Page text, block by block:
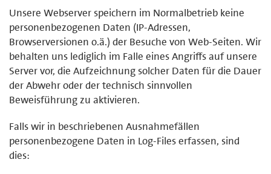
Unsere Webserver speichern im Normalbetrieb keine
personenbezogenen Daten (IP-Adressen,
Browserversionen o.ä.) der Besuche von Web-Seiten. Wir
behalten uns lediglich im Falle eines Angriffs auf unsere
Server vor, die Aufzeichnung solcher Daten für die Dauer
der Abwehr oder der technisch sinnvollen
Beweisführung zu aktivieren.
Falls wir in beschriebenen Ausnahmefällen
personenbezogene Daten in Log-Files erfassen, sind
dies: